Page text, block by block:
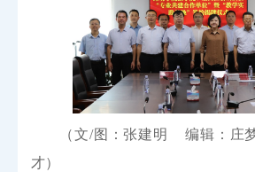
（文/图：张建明 编辑：
才）